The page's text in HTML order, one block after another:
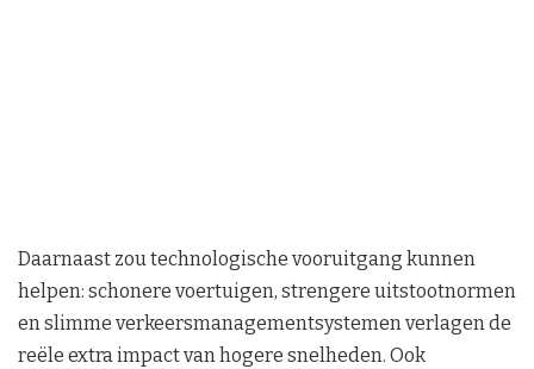
Daarnaast zou technologische vooruitgang kunnen
helpen: schonere voertuigen, strengere uitstootnormen
en slimme verkeersmanagementsystemen verlagen de
reële extra impact van hogere snelheden. Ook